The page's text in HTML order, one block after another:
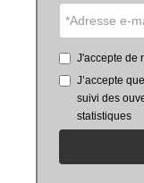
J'accepte de
J’accepte
suivi des
statistiques